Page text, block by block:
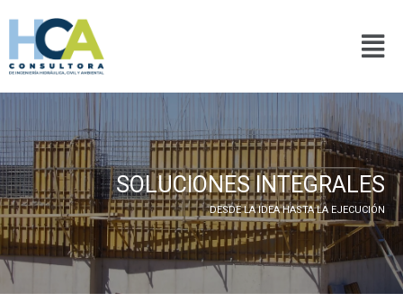
contenido
SOLUCIONES INTEGRALES
DESDE LA IDEA HASTA LA EJECUCIÓN